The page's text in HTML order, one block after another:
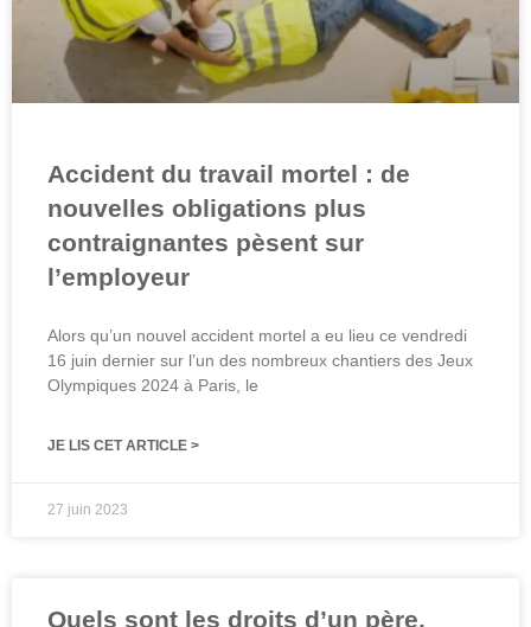
Accident du travail mortel : de
nouvelles obligations plus
contraignantes pèsent sur
l’employeur
Alors qu’un nouvel accident mortel a eu lieu ce vendredi
16 juin dernier sur l’un des nombreux chantiers des Jeux
Olympiques 2024 à Paris, le
JE LIS CET ARTICLE >
27 juin 2023
Quels sont les droits d’un père,